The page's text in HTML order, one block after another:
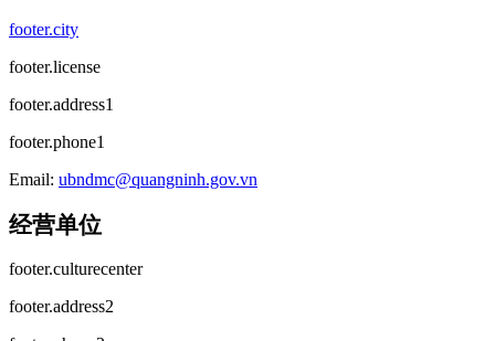
footer.city
footer.license
footer.address1
footer.phone1
Email: ubndmc@quangninh.gov.vn
经营单位
footer.culturecenter
footer.address2